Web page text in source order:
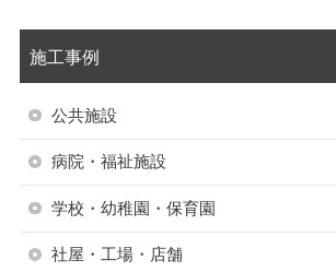
施工事例
公共施設
病院・福祉施設
学校・幼稚園・保育園
社屋・工場・店舗